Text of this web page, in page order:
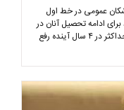
عمومی در خط اول
ادامه تحصیل آنان در
دوره‌ دستیاری، احساس کمبود پزشک متخصص حداکثر در ۴ سال آینده رفع